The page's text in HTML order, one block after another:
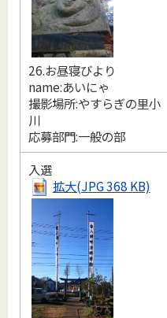
26.お昼寝びより
name:あいにゃ
撮影場所:やすらぎの里小
川
応募部門:一般の部
入選
拡大(JPG 368 KB)